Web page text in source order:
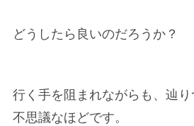
どうしたら良いのだろうか？
行く手を阻まれながらも、辿
不思議なほどです。